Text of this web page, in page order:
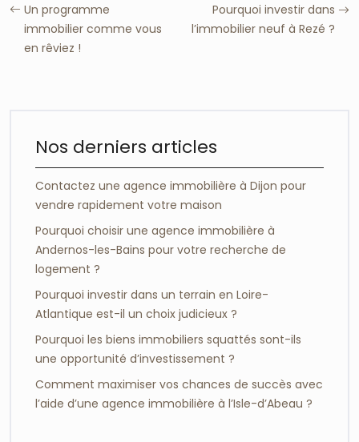
Un programme
immobilier comme vous
en rêviez !
Pourquoi investir dans
l’immobilier neuf à Rezé ?
Nos derniers articles
Contactez une agence immobilière à Dijon pour
vendre rapidement votre maison
Pourquoi choisir une agence immobilière à
Andernos-les-Bains pour votre recherche de
logement ?
Pourquoi investir dans un terrain en Loire-
Atlantique est-il un choix judicieux ?
Pourquoi les biens immobiliers squattés sont-ils
une opportunité d’investissement ?
Comment maximiser vos chances de succès avec
l’aide d’une agence immobilière à l’Isle-d’Abeau ?